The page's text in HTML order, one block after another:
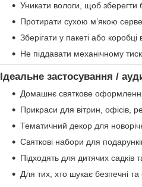
Уникати вологи, щоб зберегти
Протирати сухою м’якою
Зберігати у пакеті або коробці
Не піддавати механічному
Ідеальне застосування /
Домашнє святкове
Прикраси для вітрин, офісів,
Тематичний декор для
Святкові набори для
Підходять для дитячих садків
Для тих, хто шукає безпечні